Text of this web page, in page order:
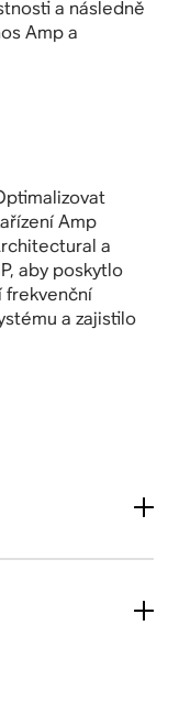
a následně
Amp a
Amp
a
aby poskytlo
frekvenční
a zajistilo